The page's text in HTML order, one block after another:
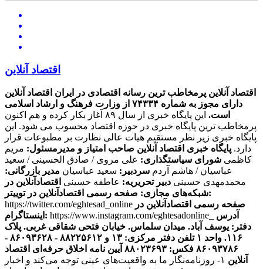
اقتصاد آنلاین
اقتصاد آنلاین پرمخاطب ترین رسانه اقتصادی در ایران اقتصاد آنلاین
دارای مجوز به شماره ۷۴۳۳۴ از وزارت فرهنگ و ارشاد اسلامی
است.
این پایگاه خبری از سال ۸۹ آغاز بکار کرده و هم اکنون
پرمخاطب ترین پایگاه خبری در حوزه اقتصاد محسوب می شود. این
پایگاه خبری زیر نظر مستقیم هیات عالی نظارت بر مطبوعات قرار
دارد. پایگاه خبری اقتصاد آنلاین صاحب امتیاز و مدیرمسئول: مریم
کاظمی شورای سیاستگذاری: علی مروی / صادق الحسینی / سعید
عباسیان / هاشم آردم سردبیر: سعید عباسیان مدیر بازرگانی:
محمدمهدی حسینی دبیر تحریریه: عاطفه حسینی اقتصادآنلاین در
شبکه‌های مجازی:صفحه رسمی اقتصادآنلاین در توییتر:
https://twitter.com/eghtesad_online صفحه رسمی اقتصادآنلاین در
اینستاگرام: https://www.instagram.com/eghtesadonline_ آدرس
دفتر: یوسف آباد. میدان سلماس. خیابان فتحی شقاقی غربی. پلاک
۱۱۶. واحد ۱
تلفن دفتر مرکزی: ۱۳ و ۸۸۲۲۵۶۱۲ - ۸۶۰۹۳۶۲۸ -
۸۶۰۹۳۷۸۶ فکس: ۸۸۰۲۳۶۹۳
آیین نامه اخلاق حرفه‌ای اقتصاد
آنلاین
۱- روزنامه‌نگار ما به واقعیت‌های عینی توجه می‌کند و اخبار